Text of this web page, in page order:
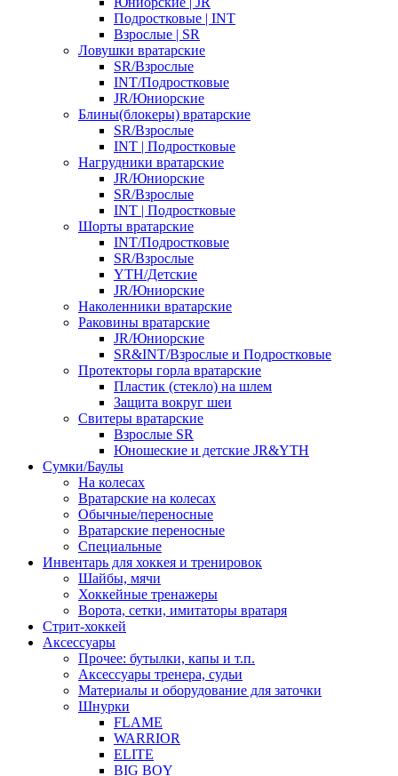
Подростковые | INT
Взрослые | SR
Ловушки вратарские
SR/Взрослые
INT/Подростковые
JR/Юниорские
Блины(блокеры) вратарские
SR/Взрослые
INT | Подростковые
Нагрудники вратарские
JR/Юниорские
SR/Взрослые
INT | Подростковые
Шорты вратарские
INT/Подростковые
SR/Взрослые
YTH/Детские
JR/Юниорские
Наколенники вратарские
Раковины вратарские
JR/Юниорские
SR&INT/Взрослые и Подростковые
Протекторы горла вратарские
Пластик (стекло) на шлем
Защита вокруг шеи
Свитеры вратарские
Взрослые SR
Юношеские и детские JR&YTH
Сумки/Баулы
На колесах
Вратарские на колесах
Обычные/переносные
Вратарские переносные
Специальные
Инвентарь для хоккея и тренировок
Шайбы, мячи
Хоккейные тренажеры
Ворота, сетки, имитаторы вратаря
Стрит-хоккей
Аксессуары
Прочее: бутылки, капы и т.п.
Аксессуары тренера, судьи
Материалы и оборудование для заточки
Шнурки
FLAME
WARRIOR
ELITE
BIG BOY